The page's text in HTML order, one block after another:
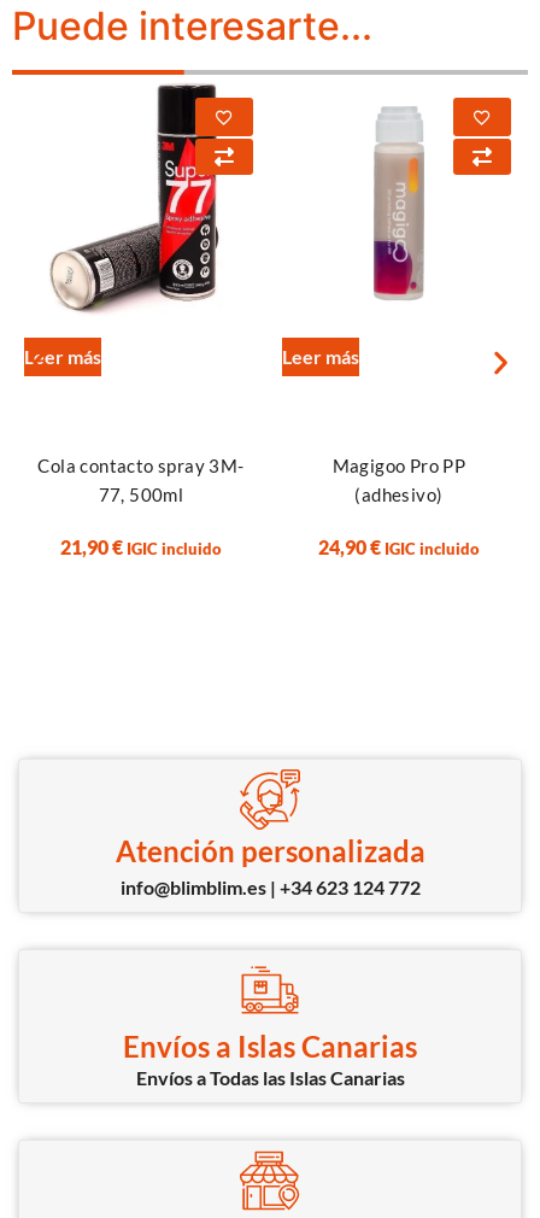
Puede interesarte...
Leer más
Cola contacto spray 3M-
77, 500ml
21,90€ IGIC incluido
Leer más
Magigoo Pro PP
(adhesivo)
24,90€ IGIC incluido
Atención personalizada
info@blimblim.es | +34 623 124 772
Envíos a Islas Canarias
Envíos a Todas las Islas Canarias